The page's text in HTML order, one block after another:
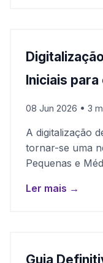
Iniciais
08 Jun 2026 • 3
A digitalização
tornar-se uma
Pequenas e
Ler mais →
Guia